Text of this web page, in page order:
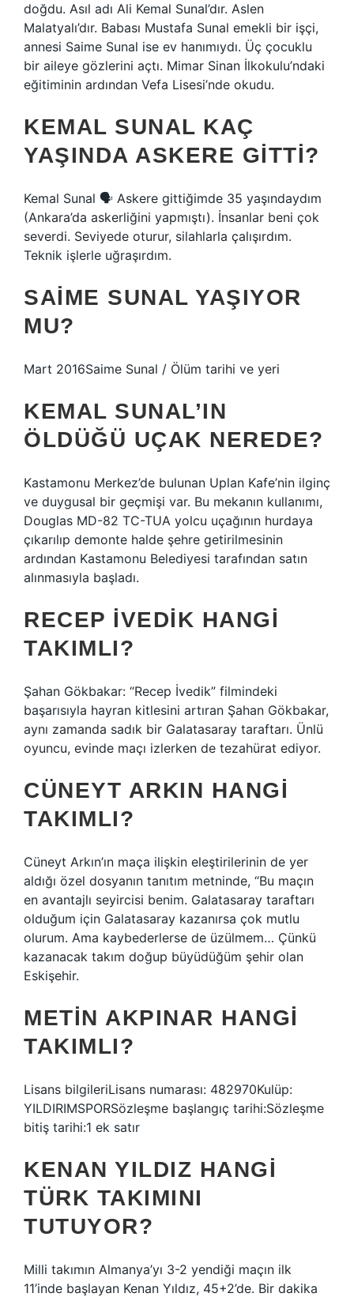
doğdu. Asıl adı Ali Kemal Sunal’dır. Aslen
Malatyalı’dır. Babası Mustafa Sunal emekli bir işçi,
annesi Saime Sunal ise ev hanımıydı. Üç çocuklu
bir aileye gözlerini açtı. Mimar Sinan İlkokulu’ndaki
eğitiminin ardından Vefa Lisesi’nde okudu.
KEMAL SUNAL KAÇ
YAŞINDA ASKERE GITTI?
Kemal Sunal 🗣 Askere gittiğimde 35 yaşındaydım
(Ankara’da askerliğini yapmıştı). İnsanlar beni çok
severdi. Seviyede oturur, silahlarla çalışırdım.
Teknik işlerle uğraşırdım.
SAIME SUNAL YAŞIYOR
MU?
Mart 2016Saime Sunal / Ölüm tarihi ve yeri
KEMAL SUNAL’IN
ÖLDÜĞÜ UÇAK NEREDE?
Kastamonu Merkez’de bulunan Uplan Kafe’nin ilginç
ve duygusal bir geçmişi var. Bu mekanın kullanımı,
Douglas MD-82 TC-TUA yolcu uçağının hurdaya
çıkarılıp demonte halde şehre getirilmesinin
ardından Kastamonu Belediyesi tarafından satın
alınmasıyla başladı.
RECEP İVEDIK HANGI
TAKIMLI?
Şahan Gökbakar: “Recep İvedik” filmindeki
başarısıyla hayran kitlesini artıran Şahan Gökbakar,
aynı zamanda sadık bir Galatasaray taraftarı. Ünlü
oyuncu, evinde maçı izlerken de tezahürat ediyor.
CÜNEYT ARKIN HANGI
TAKIMLI?
Cüneyt Arkın’ın maça ilişkin eleştirilerinin de yer
aldığı özel dosyanın tanıtım metninde, “Bu maçın
en avantajlı seyircisi benim. Galatasaray taraftarı
olduğum için Galatasaray kazanırsa çok mutlu
olurum. Ama kaybederlerse de üzülmem… Çünkü
kazanacak takım doğup büyüdüğüm şehir olan
Eskişehir.
METIN AKPINAR HANGI
TAKIMLI?
Lisans bilgileriLisans numarası: 482970Kulüp:
YILDIRIMSPORSözleşme başlangıç ​​tarihi:Sözleşme
bitiş tarihi:1 ek satır
KENAN YILDIZ HANGI
TÜRK TAKIMINI
TUTUYOR?
Milli takımın Almanya’yı 3-2 yendiği maçın ilk
11’inde başlayan Kenan Yıldız, 45+2’de. Bir dakika